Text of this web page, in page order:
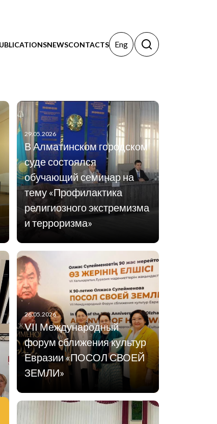
NEWSCONTACTS Eng
29.05.2026
В Алматинском городском
суде состоялся
обучающий семинар на
тему «Профилактика
религиозного экстремизма
и терроризма»
26.05.2026
VII Международный
форум сближения культур
Евразии «ПОСОЛ СВОЕЙ
ЗЕМЛИ»